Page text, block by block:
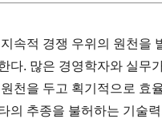
속적 경쟁 우위의 원천을
다. 많은 경영학자와 실무
천을 두고 획기적으로 효
의 추종을 불허하는 기술